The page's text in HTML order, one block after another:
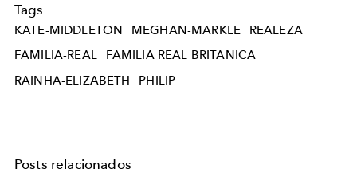
Tags
KATE-MIDDLETON MEGHAN-MARKLE
REALEZA
FAMILIA-REAL
FAMILIA REAL BRITANICA
RAINHA-ELIZABETH
PHILIP
Posts relacionados